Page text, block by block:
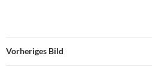
Vorheriges Bild